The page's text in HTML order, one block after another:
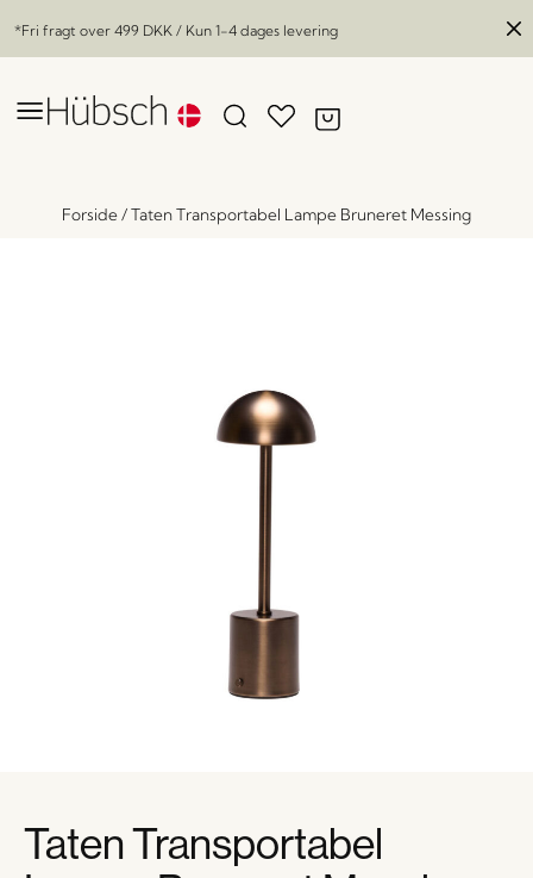
*Fri fragt over 499 DKK / Kun 1-4 dages levering
Forside/Taten Transportabel Lampe Bruneret Messing
Taten Transportabel